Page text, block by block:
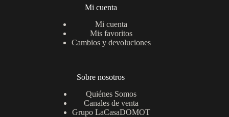
Mi cuenta
Mi cuenta
Mis favoritos
Cambios y devoluciones
Sobre nosotros
Quiénes Somos
Canales de venta
Grupo LaCasaDOMOT